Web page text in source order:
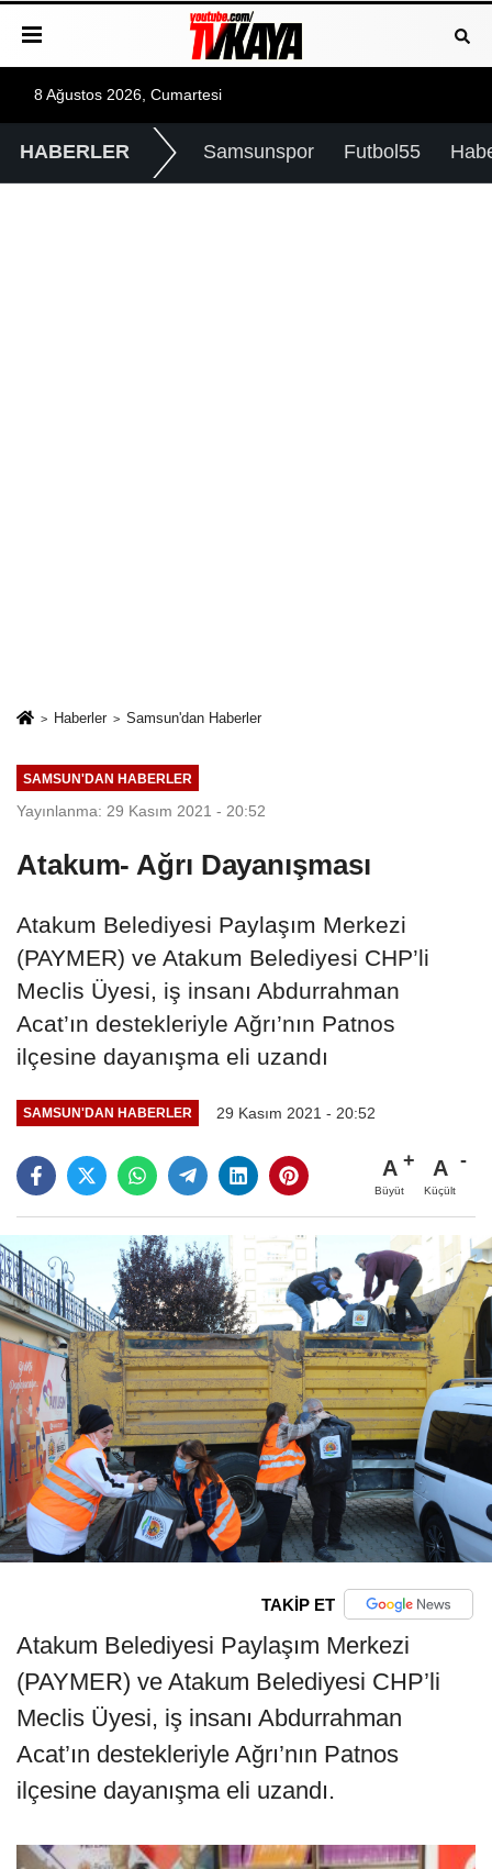
8 Ağustos 2026, Cumartesi
HABERLER Samsunspor Futbol55
Haberler Samsun'dan Haberler
SAMSUN'DAN HABERLER
Yayınlanma: 29 Kasım 2021 - 20:52
Atakum- Ağrı Dayanışması
Atakum Belediyesi Paylaşım Merkezi
(PAYMER) ve Atakum Belediyesi CHP’li
Meclis Üyesi, iş insanı Abdurrahman
Acat’ın destekleriyle Ağrı’nın Patnos
ilçesine dayanışma eli uzandı
SAMSUN'DAN HABERLER 29 Kasım 2021 - 20:52
A
Büyüt
A
Küçült
TAKİP ET
Atakum Belediyesi Paylaşım Merkezi
(PAYMER) ve Atakum Belediyesi CHP’li
Meclis Üyesi, iş insanı Abdurrahman
Acat’ın destekleriyle Ağrı’nın Patnos
ilçesine dayanışma eli uzandı.